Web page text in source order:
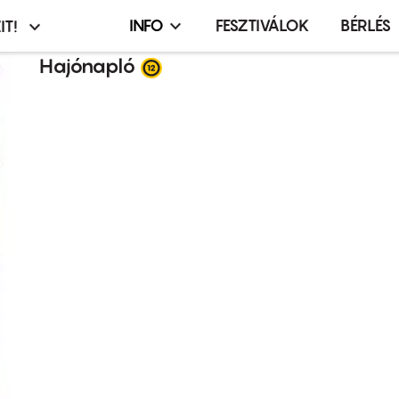
Infó,
esemény,
INFO FESZTIVÁLOK BÉRLÉS
Hajónapló